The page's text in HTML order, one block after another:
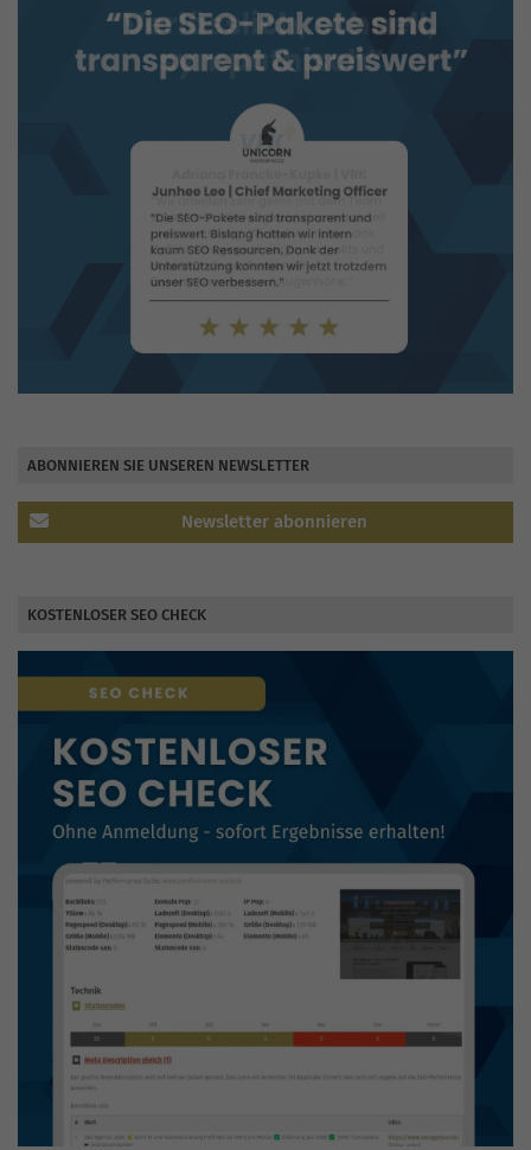
ABONNIEREN SIE UNSEREN NEWSLETTER
Newsletter abonnieren
KOSTENLOSER SEO CHECK